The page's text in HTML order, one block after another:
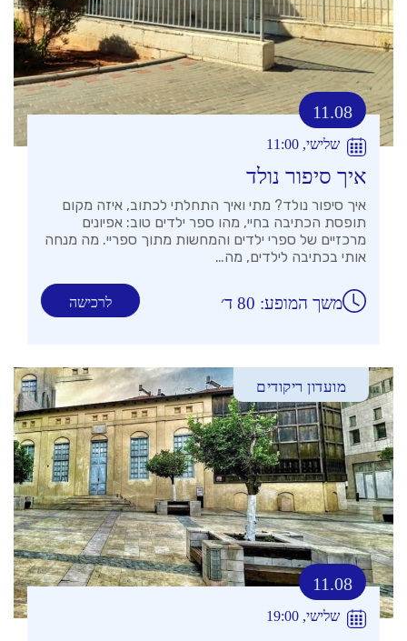
11.08
שלישי, 11:00
איך סיפור נולד
איך סיפור נולד? מתי ואיך התחלתי לכתוב, איזה מקום
תופסת הכתיבה בחיי, מהו ספר ילדים טוב: אפיונים
מרכזיים של ספרי ילדים והמחשות מתוך ספריי. מה מנחה
אותי בכתיבה לילדים, מה…
לרכישה משך המופע: 80 ד׳
מועדון ריקודים
11.08
שלישי, 19:00